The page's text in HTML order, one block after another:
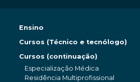
Ensino
Cursos (Técnico e tecnólogo)
Cursos (continuação)
Especialização Médica
Residência Multiprofissional